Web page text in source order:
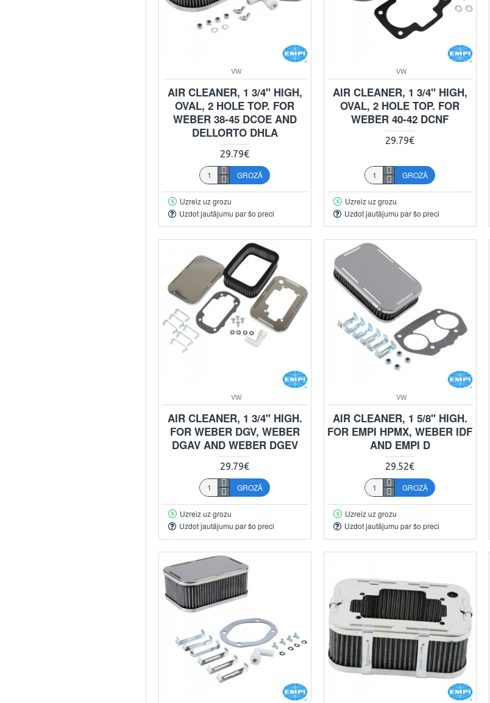
VW
AIR CLEANER, 1 3/4" HIGH,
OVAL, 2 HOLE TOP. FOR
WEBER 38-45 DCOE AND
DELLORTO DHLA
29.79€
GROZĀ
Uzreiz uz grozu
Uzdot jautājumu par šo preci
VW
AIR CLEANER, 1 3/4" HIGH,
OVAL, 2 HOLE TOP. FOR
WEBER 40-42 DCNF
29.79€
GROZĀ
Uzreiz uz grozu
Uzdot jautājumu par šo preci
VW
AIR CLEANER, 1 3/4" HIGH.
FOR WEBER DGV, WEBER
DGAV AND WEBER DGEV
29.79€
GROZĀ
Uzreiz uz grozu
Uzdot jautājumu par šo preci
VW
AIR CLEANER, 1 5/8" HIGH.
FOR EMPI HPMX, WEBER IDF
AND EMPI D
29.52€
GROZĀ
Uzreiz uz grozu
Uzdot jautājumu par šo preci